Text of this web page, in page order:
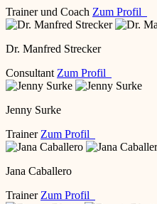
Trainer und Coach Zum Profil
Dr. Manfred Strecker
Consultant Zum Profil
Jenny Surke
Trainer Zum Profil
Jana Caballero
Trainer Zum Profil